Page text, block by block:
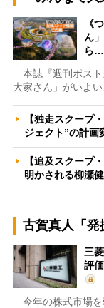
《
ん
ら…
本誌『週刊ポスト
大家さん」がいよ
【独走スクープ
ジェクト”の計
【追及スクープ
明かされる柳瀬
古賀真人「発
三
評
今年の株式市場を